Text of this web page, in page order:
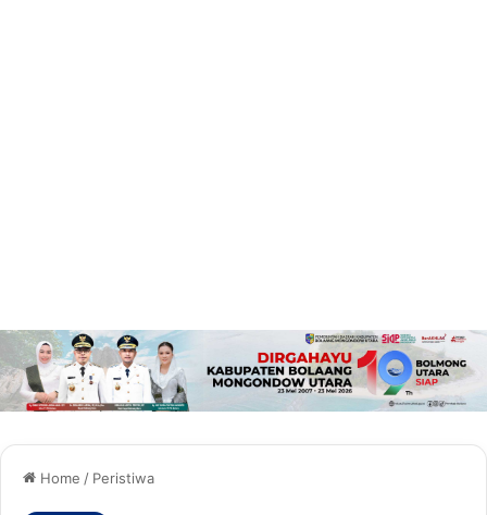
Home / Peristiwa